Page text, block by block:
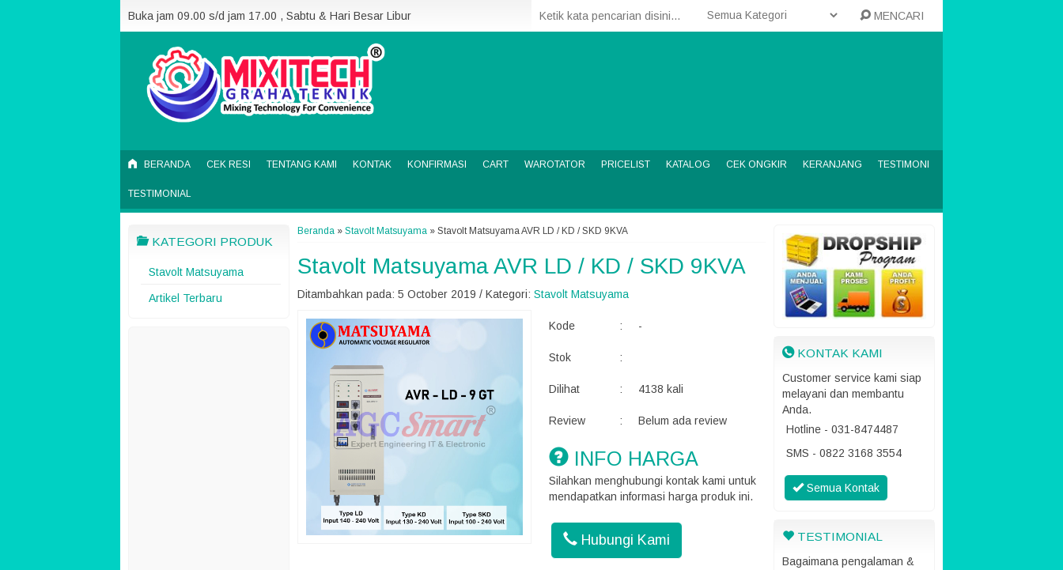
Buka jam 09.00 s/d jam 17.00 , Sabtu & Hari Besar Libur MENCARI
BERANDA CEK RESI TENTANG KAMI KONTAK KONFIRMASI CART WAROTATOR PRICELIST KATALOG CEK ONGKIR KERANJANG TESTIMONI
TESTIMONIAL
KATEGORI PRODUK
Stavolt Matsuyama
Artikel Terbaru
Beranda » Stavolt Matsuyama » Stavolt Matsuyama AVR LD / KD / SKD 9KVA
Stavolt Matsuyama AVR LD / KD / SKD 9KVA
Ditambahkan pada: 5 October 2019 / Kategori: Stavolt Matsuyama
Kode : -
Stok :
Dilihat : 4138 kali
Review : Belum ada review
INFO HARGA
Silahkan menghubungi kontak kami untuk
mendapatkan informasi harga produk ini.
Hubungi Kami
KONTAK KAMI
Customer service kami siap
melayani dan membantu
Anda.
Hotline - 031-8474487
SMS - 0822 3168 3554
Semua Kontak
TESTIMONIAL
Bagaimana pengalaman &